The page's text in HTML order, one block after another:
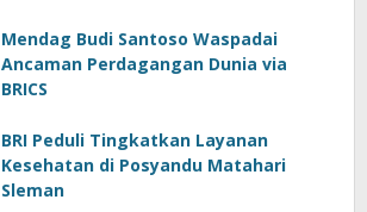
Mendag Budi Santoso Waspadai
Ancaman Perdagangan Dunia via
BRICS
BRI Peduli Tingkatkan Layanan
Kesehatan di Posyandu Matahari
Sleman